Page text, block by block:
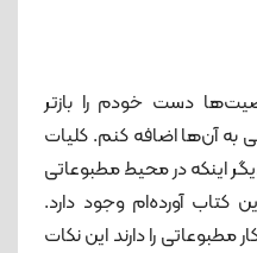
دست خودم را بازتر
به آن‌ها اضافه کنم. کلیات
اینکه در محیط مطبوعاتی
کتاب آورده‌ام وجود دارد.
را دارند این نکات